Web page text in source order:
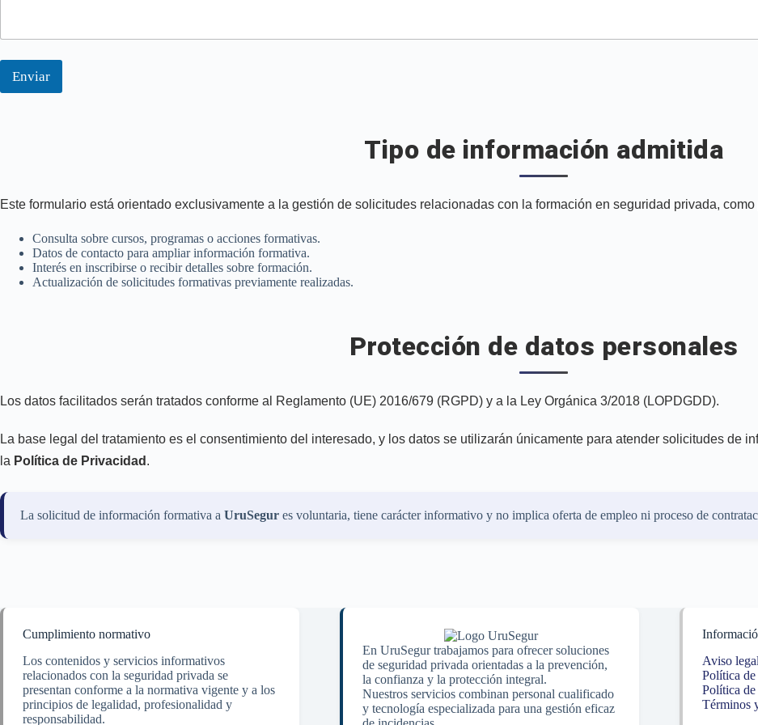
e
t
Enviar
Tipo de información admitida
Este formulario está orientado exclusivamente a la gestión de solicitudes relacionadas con la formación en seguridad privada, como
Consulta sobre cursos, programas o acciones formativas.
Datos de contacto para ampliar información formativa.
Interés en inscribirse o recibir detalles sobre formación.
Actualización de solicitudes formativas previamente realizadas.
Protección de datos personales
Los datos facilitados serán tratados conforme al Reglamento (UE) 2016/679 (RGPD) y a la Ley Orgánica 3/2018 (LOPDGDD).
La base legal del tratamiento es el consentimiento del interesado, y los datos se utilizarán únicamente para atender solicitudes de
la Política de Privacidad .
La solicitud de información formativa a UruSegur es voluntaria, tiene carácter informativo y no implica oferta de empleo ni proceso de
Cumplimiento normativo
Los contenidos y servicios informativos
relacionados con la seguridad privada se
presentan conforme a la normativa vigente y a los
principios de legalidad, profesionalidad y
responsabilidad.
En UruSegur trabajamos para ofrecer soluciones
de seguridad privada orientadas a la prevención,
la confianza y la protección integral.
Nuestros servicios combinan personal cualificado
y tecnología especializada para una gestión eficaz
Aviso legal
Política
Política
Términos